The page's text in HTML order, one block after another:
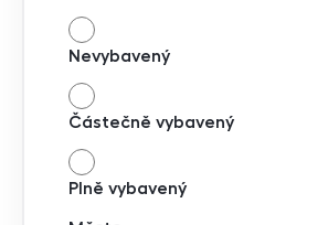
Nevybavený
Částečně vybavený
Plně vybavený